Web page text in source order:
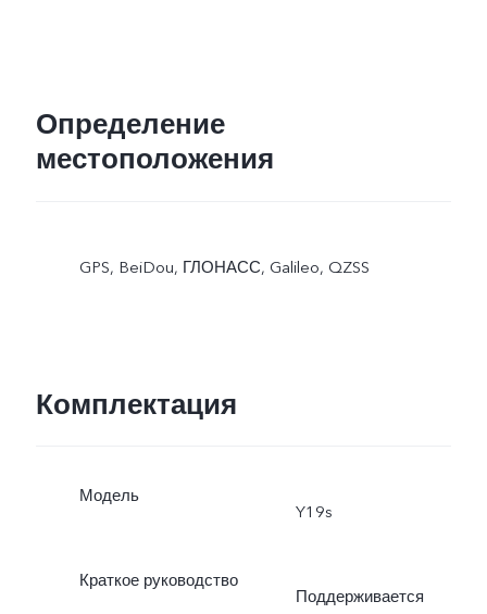
Определение
местоположения
GPS, BeiDou, ГЛОНАСС, Galileo, QZSS
Комплектация
Модель
Y19s
Краткое руководство
Поддерживается